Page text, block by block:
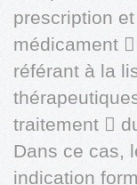
prescription
médicament
référant à la
traitement 
Dans ce cas,
indication